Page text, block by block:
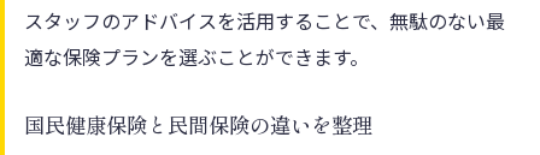
スタッフのアドバイスを活用することで、無駄のない最
適な保険プランを選ぶことができます。
国民健康保険と民間保険の違いを整理